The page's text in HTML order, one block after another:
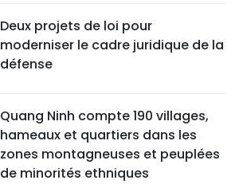
Deux projets de loi pour
moderniser le cadre juridique de la
défense
Quang Ninh compte 190 villages,
hameaux et quartiers dans les
zones montagneuses et peuplées
de minorités ethniques